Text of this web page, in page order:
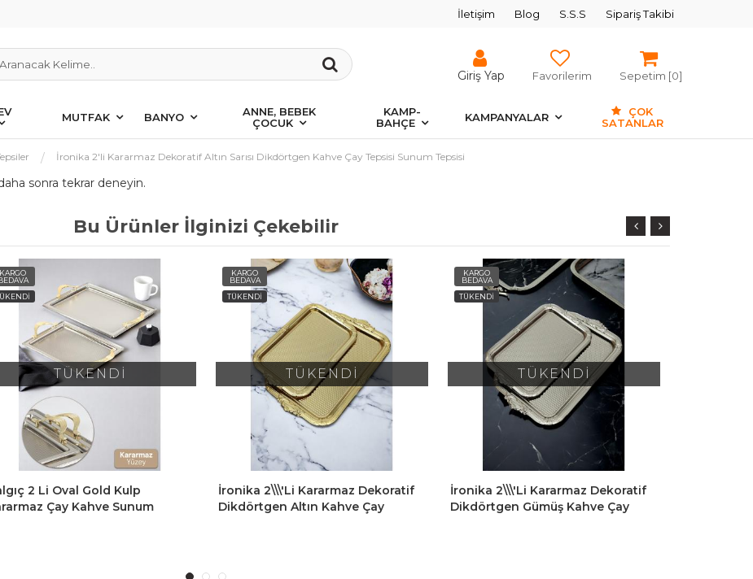
İletişim Blog S.S.S Sipariş Takibi
Giriş Yap Favorilerim Sepetim [0]
MUTFAK BANYO
ANNE, BEBEK
ÇOCUK
KAMP-
BAHÇE
KAMPANYALAR
ÇOK
SATANLAR
İronika 2'li Kararmaz Dekoratif Altın Sarısı Dikdörtgen Kahve Çay Tepsisi Sunum Tepsisi
sonra tekrar deneyin.
Bu Ürünler İlginizi Çekebilir
KARGO
TÜKENDİ
2 Li Oval Gold Kulp
Çay Kahve Sunum
KARGO
BEDAVA
TÜKENDİ
TÜKENDİ
İronika 2\\\'li Kararmaz Dekoratif
Dikdörtgen Altın Kahve Çay
KARGO
BEDAVA
TÜKENDİ
TÜKENDİ
İronika 2\\\'li Kararmaz Dekoratif
Dikdörtgen Gümüş Kahve Çay